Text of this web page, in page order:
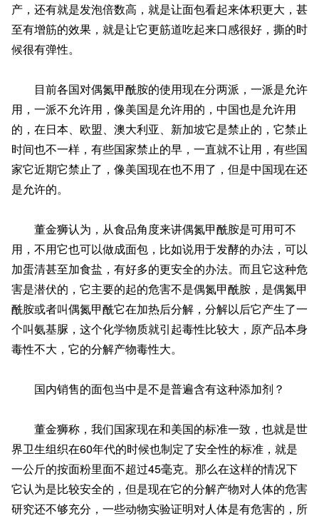
产，还有就是发泡倍数高，就是让面包看起来体积更大，甚
至有增筋的效果，就是让它更筋道吃起来口感很好，撕的时
候很有弹性。
目前各国对偶氮甲酰胺的使用现在分两派，一派是允许
用，一派不允许用，像美国是允许用的，中国也是允许用
的，在日本、欧盟、澳大利亚、新加坡它是禁止的，它禁止
时间也不一样，有些国家禁止的早，一直就不让用，有些国
家它近期它禁止了，像美国现在也不用了，但是中国现在还
是允许的。
董金狮认为，从食品角度来讲偶氮甲酰胺是可用可不
用，不用它也可以做成面包，比如说用于发酵的办法，可以
加蛋清甚至加食盐，有好多的更安全的办法。而且它这种危
害是潜伏的，它主要的起的危害不是偶氮甲酰胺，是偶氮甲
酰胺或者叫偶氮甲酰它在加热后分解，分解以后它产生了一
个叫氨基脲，这个化学物质就引起毒性比较大，原产品本身
毒性不大，它的分解产物毒性大。
国内销售的面包当中是不是普遍含有这种添加剂？
董金狮称，我们国家现在和美国的标准一致，也就是世
界卫生组织在60年代的时候也制定了安全性的标准，就是
一公斤的按面粉里面不超过45毫克。那么在这样的情况下
它认为是比较安全的，但是现在它的分解产物对人体的危害
研究还不够充分，一些动物实验证明对人体是有危害的，所